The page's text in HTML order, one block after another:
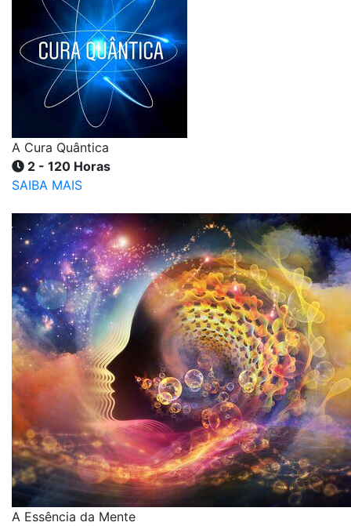
A Cura Quântica
2 - 120 Horas
SAIBA MAIS
A Essência da Mente